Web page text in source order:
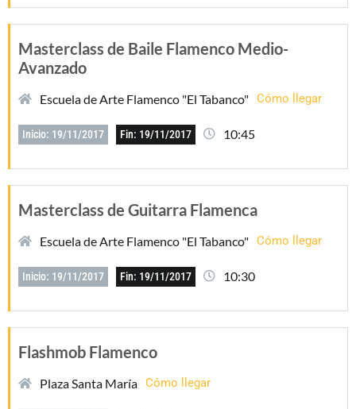
Masterclass de Baile Flamenco Medio-
Avanzado
Escuela de Arte Flamenco "El Tabanco" Cómo llegar
Inicio: 19/11/2017 Fin: 19/11/2017 10:45
Masterclass de Guitarra Flamenca
Escuela de Arte Flamenco "El Tabanco" Cómo llegar
Inicio: 19/11/2017 Fin: 19/11/2017 10:30
Flashmob Flamenco
Plaza Santa María Cómo llegar